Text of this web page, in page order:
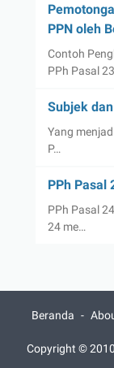
PPN oleh
Contoh
PPh Pasal
Subjek
Yang
P…
PPh Pasal
PPh Pasal
24 me…
Beranda
Copyright ©